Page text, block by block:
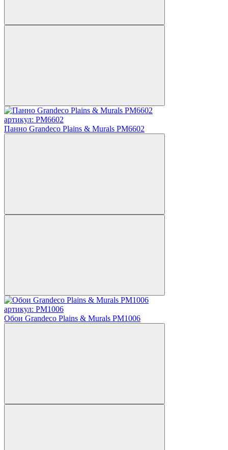
артикул: PM6602
Панно Grandeco Plains & Murals PM6602
артикул: PM1006
Обои Grandeco Plains & Murals PM1006